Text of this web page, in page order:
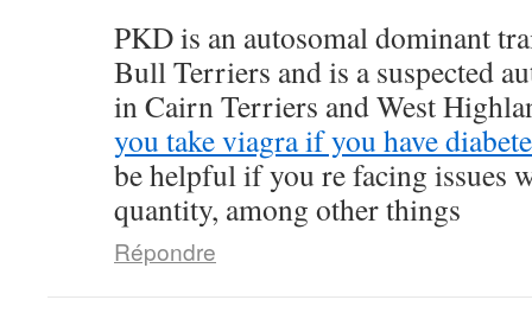
PKD is an autosomal dominant
Bull Terriers and is a suspected
in Cairn Terriers and West
you take viagra if you have
be helpful if you re facing issues
quantity, among other things
Répondre